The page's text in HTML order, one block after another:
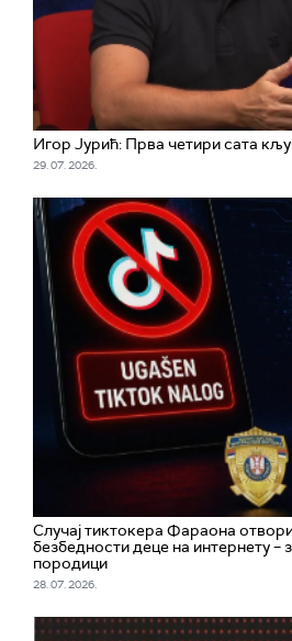
Игор Јурић: Прва четири сата
29. 07. 2026.
Случај тиктокера Фараона
безбедности деце на интернету –
породици
28. 07. 2026.